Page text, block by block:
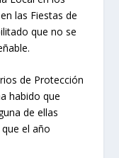
las Fiestas de
que no se
de Protección
habido que
de ellas
el año